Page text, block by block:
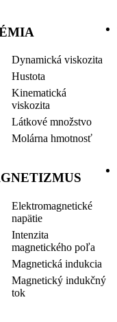
Dynamická viskozita
Hustota
Kinematická
viskozita
Látkové množstvo
Molárna hmotnosť
Elektromagnetické
napätie
Intenzita
magnetického poľa
Magnetická indukcia
Magnetický indukčný
tok